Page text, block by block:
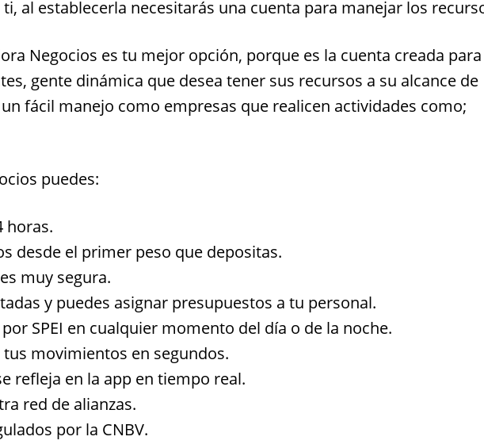
al establecerla necesitarás una cuenta para manejar los
Negocios es tu mejor opción, porque es la cuenta creada para
gente dinámica que desea tener sus recursos a su alcance de
fácil manejo como empresas que realicen actividades como;
puedes:
horas.
desde el primer peso que depositas.
muy segura.
y puedes asignar presupuestos a tu personal.
SPEI en cualquier momento del día o de la noche.
movimientos en segundos.
refleja en la app en tiempo real.
red de alianzas.
por la CNBV.